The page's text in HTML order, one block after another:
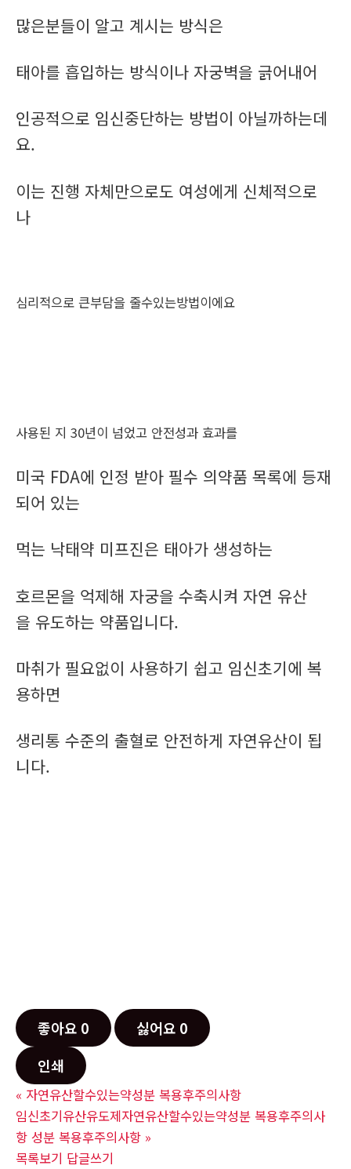
많은분들이 알고 계시는 방식은
태아를 흡입하는 방식이나 자궁벽을 긁어내어
인공적으로 임신중단하는 방법이 아닐까하는데
요.
이는 진행 자체만으로도 여성에게 신체적으로
나
심리적으로 큰부담을 줄수있는방법이에요
사용된 지 30년이 넘었고 안전성과 효과를
미국 FDA에 인정 받아 필수 의약품 목록에 등재
되어 있는
먹는 낙태약 미프진은 태아가 생성하는
호르몬을 억제해 자궁을 수축시켜 자연 유산
을 유도하는 약품입니다.
마취가 필요없이 사용하기 쉽고 임신초기에 복
용하면
생리통 수준의 출혈로 안전하게 자연유산이 됩
니다.
좋아요 0 싫어요 0
인쇄
« 자연유산할수있는약성분 복용후주의사항
임신초기유산유도제자연유산할수있는약성분 복용후주의사
항 성분 복용후주의사항 »
목록보기 답글쓰기